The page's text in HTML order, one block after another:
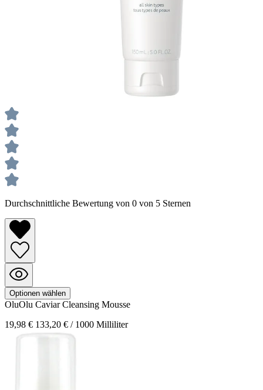
Durchschnittliche Bewertung von 0 von 5 Sternen
Optionen wählen
OluOlu CaviarCleansing Mousse
19,98 € 133,20 € / 1000 Milliliter